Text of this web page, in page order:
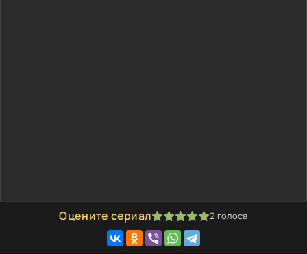
Оцените сериал
1 2 3 4 5 2 голоса